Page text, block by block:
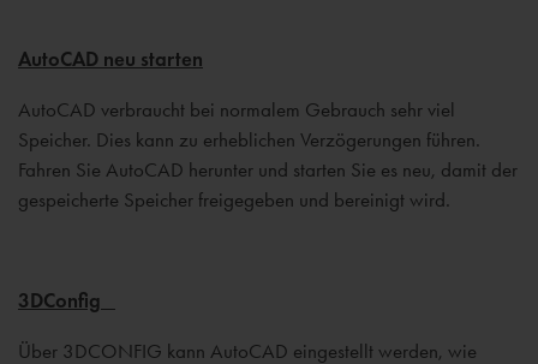
AutoCAD neu starten
AutoCAD verbraucht bei normalem Gebrauch sehr viel
Speicher. Dies kann zu erheblichen Verzögerungen führen.
Fahren Sie AutoCAD herunter und starten Sie es neu, damit der
gespeicherte Speicher freigegeben und bereinigt wird.
3DConfig
Über 3DCONFIG kann AutoCAD eingestellt werden, wie